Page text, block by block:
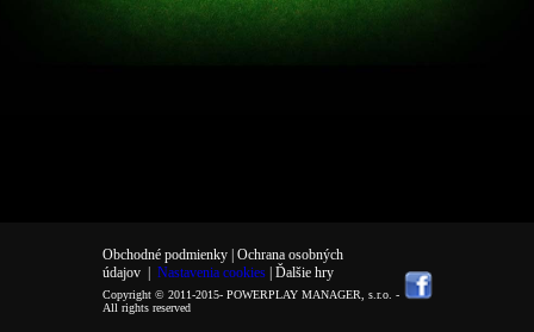
Obchodné podmienky | Ochrana osobných
údajov| Nastavenia cookies | Ďalšie hry
Copyright © 2011-2015- POWERPLAY MANAGER, s.r.o. -
All rights reserved